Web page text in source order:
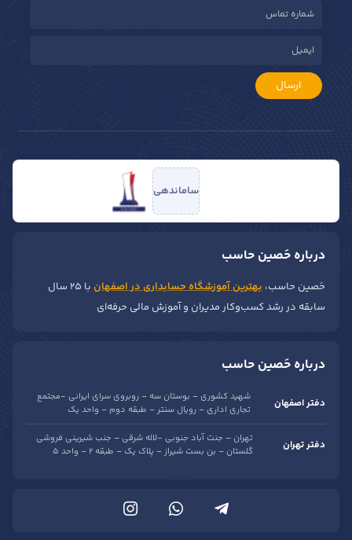
ارسال
ساماندهی
درباره حَصین حاسب
حَصین حاسب، بهترین آموزشگاه حسابداری در اصفهان
با ۲۵ سال
سابقه در رشد کسب‌وکار مدیران و آموزش مالی حرفه‌ای
درباره حَصین حاسب
دفتر اصفهان
شهید کشوری – بوستان سه – روبروی سرای ایرانی -مجتمع
تجاری اداری – رویال سنتر – طبقه دوم – واحد یک
دفتر تهران
تهران – جنت آباد جنوبی -لاله شرقی – جنب شیرینی فروشی
گلستان – بن بست شیراز – پلاک یک – طبقه 2 – واحد 5